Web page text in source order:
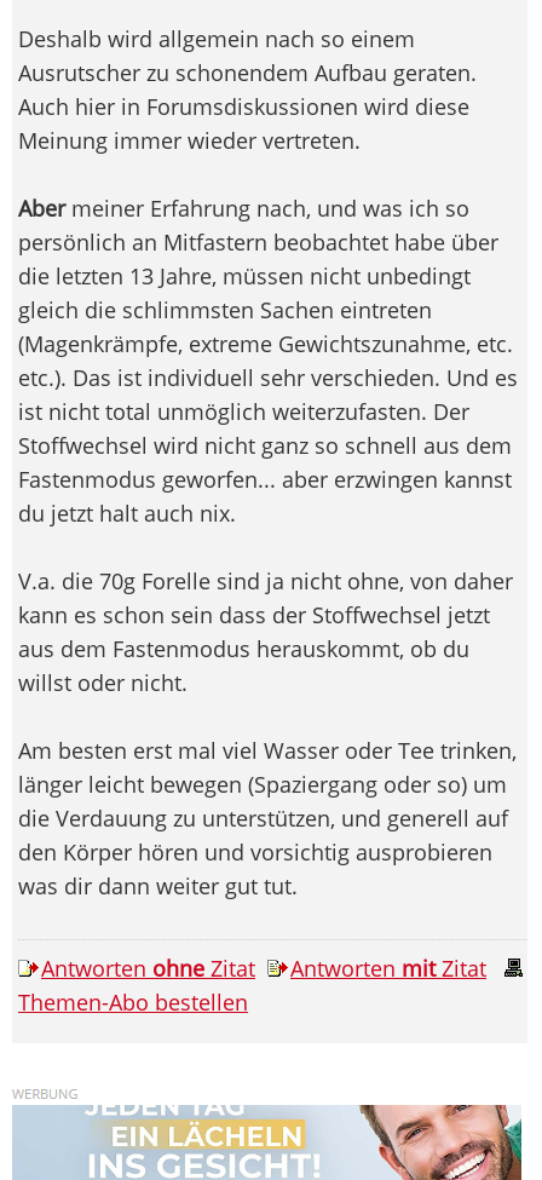
Deshalb wird allgemein nach so einem
Ausrutscher zu schonendem Aufbau geraten.
Auch hier in Forumsdiskussionen wird diese
Meinung immer wieder vertreten.
Abermeiner Erfahrung nach, und was ich so
persönlich an Mitfastern beobachtet habe über
die letzten 13 Jahre, müssen nicht unbedingt
gleich die schlimmsten Sachen eintreten
(Magenkrämpfe, extreme Gewichtszunahme, etc.
etc.). Das ist individuell sehr verschieden. Und es
ist nicht total unmöglich weiterzufasten. Der
Stoffwechsel wird nicht ganz so schnell aus dem
Fastenmodus geworfen... aber erzwingen kannst
du jetzt halt auch nix.
V.a. die 70g Forelle sind ja nicht ohne, von daher
kann es schon sein dass der Stoffwechsel jetzt
aus dem Fastenmodus herauskommt, ob du
willst oder nicht.
Am besten erst mal viel Wasser oder Tee trinken,
länger leicht bewegen (Spaziergang oder so) um
die Verdauung zu unterstützen, und generell auf
den Körper hören und vorsichtig ausprobieren
was dir dann weiter gut tut.
Antworten ohne Zitat Antworten mitZitat
Themen-Abo bestellen